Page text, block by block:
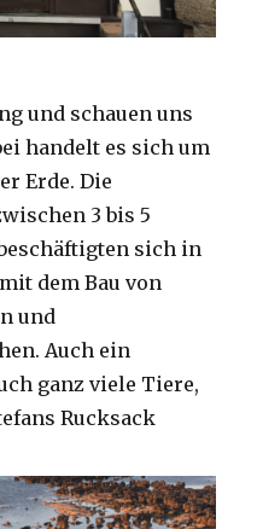
und schauen uns
handelt es sich um
Erde. Die
3 bis 5
sich in
dem Bau von
und
Auch ein
ganz viele Tiere,
Rucksack